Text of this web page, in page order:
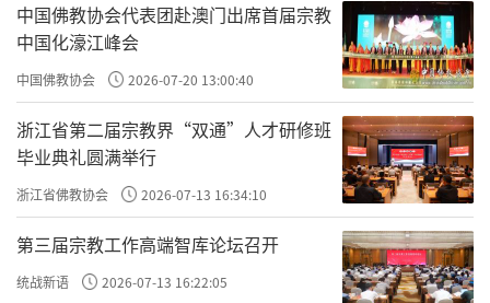
“珍重龙华赴法筵”，珍重即是嘱咐、叮
咛、保重的意思；也就是关心你，要你好好修
行，等弥勒菩萨出世的时候，去赴龙华会，见
弥勒菩萨。
我们现在修道的人，等到那时都要开悟证
果。所以不能拖泥带水，拖拖拉拉；不能自己
骗自己，尽图安逸，躲懒偷安，找一点好东西
中国佛教协会代表团赴澳门出席首届宗教
中国化濠江峰会
中国佛教协会 2026-07-20 13:00:40
浙江省第二届宗教界“双通”人才研修班
毕业典礼圆满举行
浙江省佛教协会 2026-07-13 16:34:10
第三届宗教工作高端智库论坛召开
统战新语 2026-07-13 16:22:05